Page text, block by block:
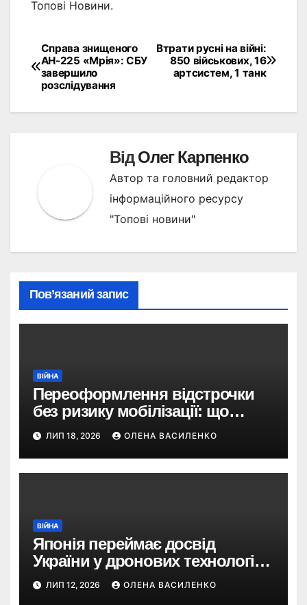
Топові Новини.
Навігація
записів
Втрати русні на війні:
850 військових, 16
артсистем, 1 танк
Справа знищеного
АН-225 «Мрія»: СБУ
завершило
розслідування
ВідОлег Карпенко
Автор та головний редактор
інформаційного ресурсу
"Топові новини"
Пов’язаний запис
ВІЙНА
Переоформлення відстрочки
без ризику мобілізації: що
змінив Кабмін і як це
використати
ЛИП 18, 2026 ОЛЕНА ВАСИЛЕНКО
ВІЙНА
Японія переймає досвід
України у дронових технологіях
— і планує 80-кратне
збільшення виробництва
ЛИП 12, 2026 ОЛЕНА ВАСИЛЕНКО